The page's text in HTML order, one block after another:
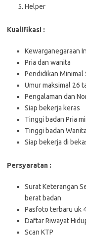
Helper
Kualifikasi :
Kewarganegaraan
Pria dan wanita
Pendidikan Minimal
Umur maksimal 26
Pengalaman dan
Siap bekerja keras
Tinggi badan Pria
Tinggi badan
Siap bekerja di
Persyaratan :
Surat Keterangan
berat badan
Pasfoto terbaru uk
Daftar Riwayat
Scan KTP